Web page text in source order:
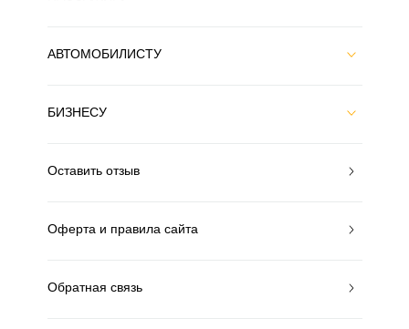
АВТОМОБИЛИСТУ
БИЗНЕСУ
Оставить отзыв
Оферта и правила сайта
Обратная связь